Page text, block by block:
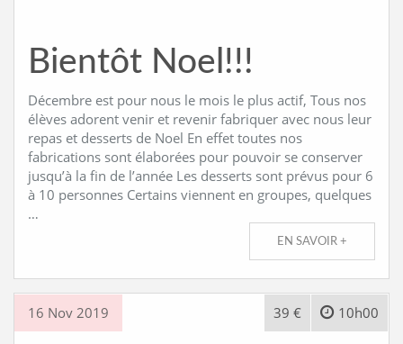
Bientôt Noel!!!
Décembre est pour nous le mois le plus actif, Tous nos
élèves adorent venir et revenir fabriquer avec nous leur
repas et desserts de Noel En effet toutes nos
fabrications sont élaborées pour pouvoir se conserver
jusqu’à la fin de l’année Les desserts sont prévus pour 6
à 10 personnes Certains viennent en groupes, quelques
…
EN SAVOIR +
16 Nov 2019 10h00
39 €